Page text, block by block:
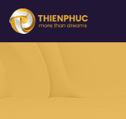
Chuyển
đến